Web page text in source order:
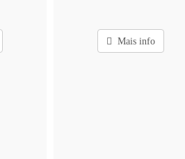
Mais info